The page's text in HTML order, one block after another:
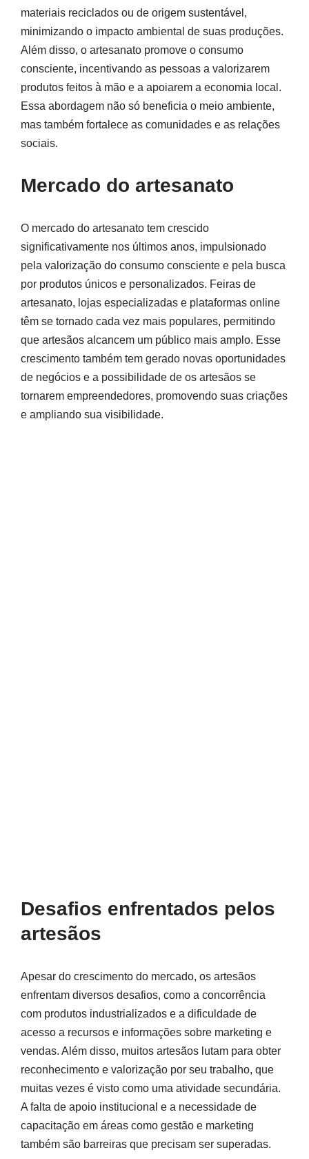
materiais reciclados ou de origem sustentável,
minimizando o impacto ambiental de suas produções.
Além disso, o artesanato promove o consumo
consciente, incentivando as pessoas a valorizarem
produtos feitos à mão e a apoiarem a economia local.
Essa abordagem não só beneficia o meio ambiente,
mas também fortalece as comunidades e as relações
sociais.
Mercado do artesanato
O mercado do artesanato tem crescido
significativamente nos últimos anos, impulsionado
pela valorização do consumo consciente e pela busca
por produtos únicos e personalizados. Feiras de
artesanato, lojas especializadas e plataformas online
têm se tornado cada vez mais populares, permitindo
que artesãos alcancem um público mais amplo. Esse
crescimento também tem gerado novas oportunidades
de negócios e a possibilidade de os artesãos se
tornarem empreendedores, promovendo suas criações
e ampliando sua visibilidade.
Desafios enfrentados pelos
artesãos
Apesar do crescimento do mercado, os artesãos
enfrentam diversos desafios, como a concorrência
com produtos industrializados e a dificuldade de
acesso a recursos e informações sobre marketing e
vendas. Além disso, muitos artesãos lutam para obter
reconhecimento e valorização por seu trabalho, que
muitas vezes é visto como uma atividade secundária.
A falta de apoio institucional e a necessidade de
capacitação em áreas como gestão e marketing
também são barreiras que precisam ser superadas.